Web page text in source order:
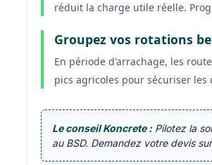
réduit la charge utile réelle.
Groupez vos rotations
En période d'arrachage, les
pics agricoles pour sécuriser les
Le conseil Koncrete : Pilotez la
au BSD. Demandez votre devis